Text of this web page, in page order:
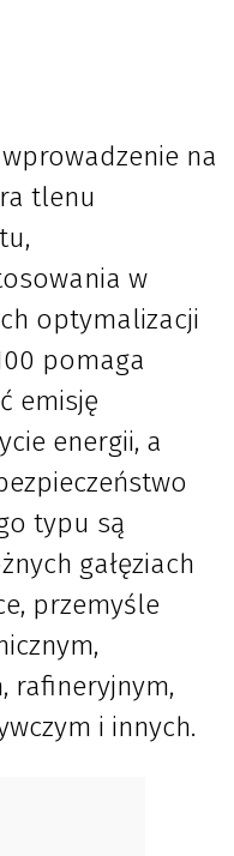
na
tlenu
w
optymalizacji
pomaga
emisję
energii, a
typu są
gałęziach
przemyśle
rafineryjnym,
i innych.